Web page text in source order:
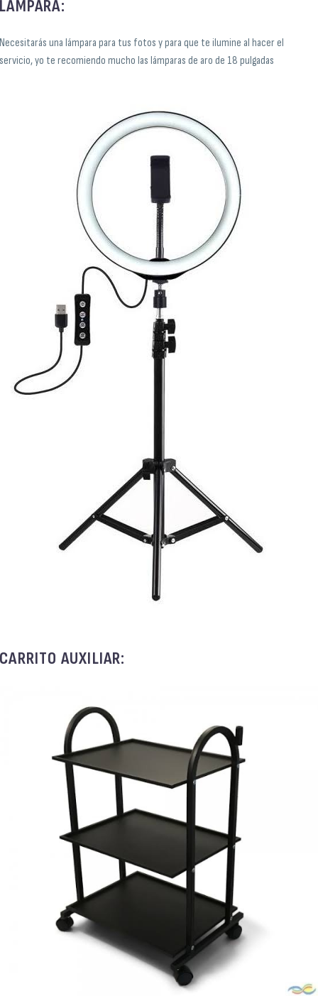
LÁMPARA:
Necesitarás una lámpara para tus fotos y para que te ilumine al hacer el
servicio, yo te recomiendo mucho las lámparas de aro de 18 pulgadas
CARRITO AUXILIAR: